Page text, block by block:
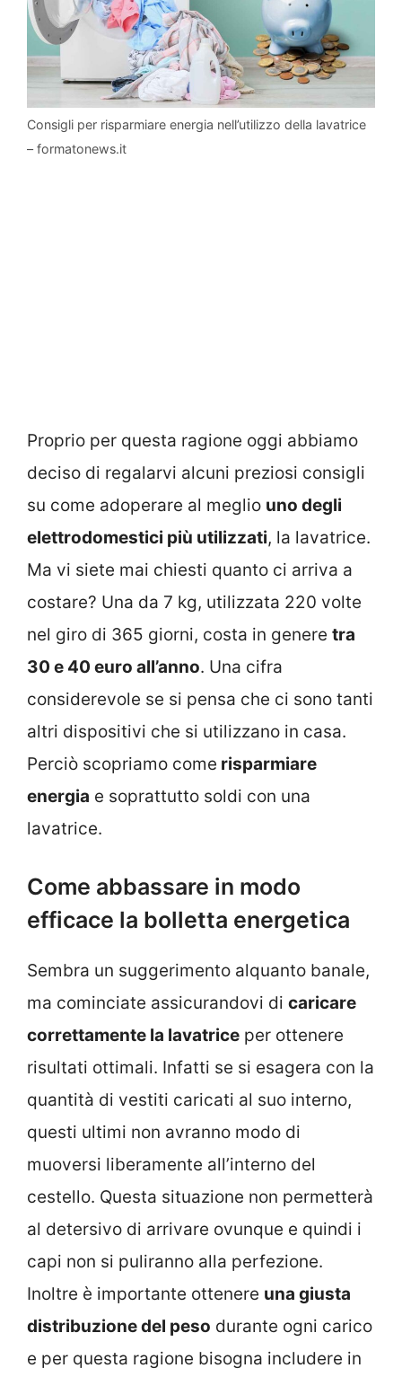
Consigli per risparmiare energia nell’utilizzo della lavatrice
– formatonews.it
Proprio per questa ragione oggi abbiamo
deciso di regalarvi alcuni preziosi consigli
su come adoperare al meglio uno degli
elettrodomestici più utilizzati, la lavatrice.
Ma vi siete mai chiesti quanto ci arriva a
costare? Una da 7 kg, utilizzata 220 volte
nel giro di 365 giorni, costa in genere tra
30 e 40 euro all’anno. Una cifra
considerevole se si pensa che ci sono tanti
altri dispositivi che si utilizzano in casa.
Perciò scopriamo come risparmiare
energia e soprattutto soldi con una
lavatrice.
Come abbassare in modo
efficace la bolletta energetica
Sembra un suggerimento alquanto banale,
ma cominciate assicurandovi di caricare
correttamente la lavatrice per ottenere
risultati ottimali. Infatti se si esagera con la
quantità di vestiti caricati al suo interno,
questi ultimi non avranno modo di
muoversi liberamente all’interno del
cestello. Questa situazione non permetterà
al detersivo di arrivare ovunque e quindi i
capi non si puliranno alla perfezione.
Inoltre è importante ottenere una giusta
distribuzione del peso durante ogni carico
e per questa ragione bisogna includere in